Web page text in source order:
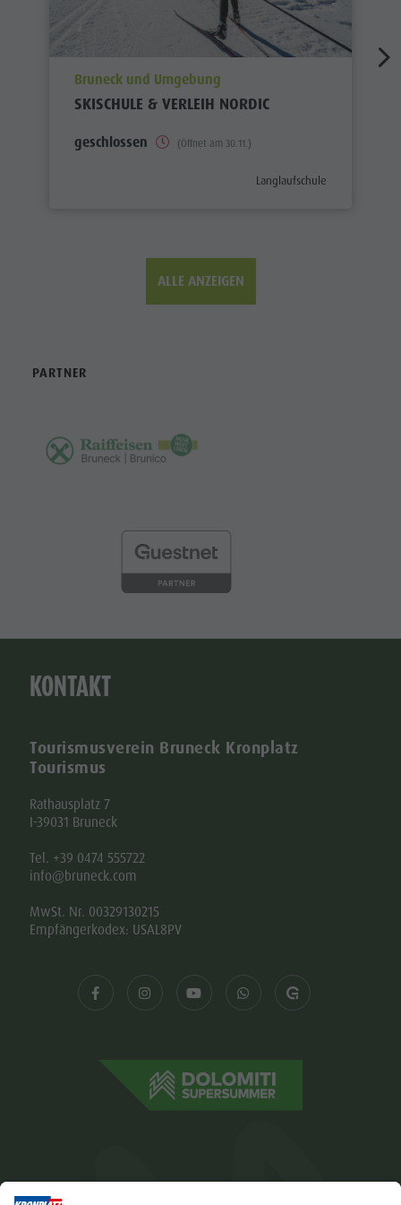
aria.poi_location_prefix
Bruneck und Umgebung
SKISCHULE & VERLEIH NORDIC
geschlossen (Öffnet am 30.11.)
aria.poi_category_prefix
Langlaufschule
ALLE ANZEIGEN
PARTNER
KONTAKT
Tourismusverein Bruneck Kronplatz
Tourismus
Rathausplatz 7
I-39031 Bruneck
Tel. +39 0474 555722
info@bruneck.com
MwSt. Nr. 00329130215
Empfängerkodex: USAL8PV